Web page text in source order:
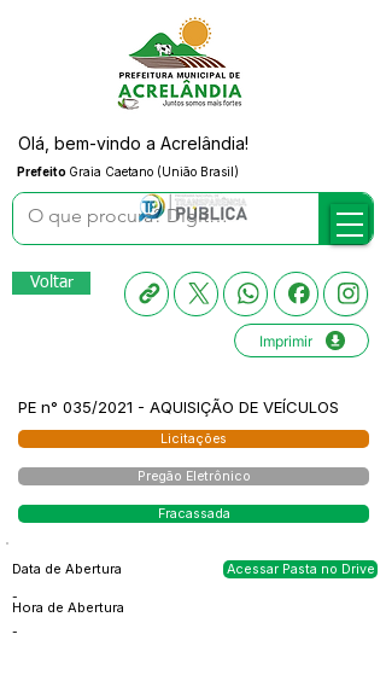
Prefeito Graia Caetano (União Brasil)
Olá, bem-vindo a Acrelândia!
Voltar
Imprimir
PE n° 035/2021 - AQUISIÇÃO DE VEÍCULOS
Licitações
Pregão Eletrônico
Fracassada
Data de Abertura
-
Hora de Abertura
-
Acessar Pasta no Drive